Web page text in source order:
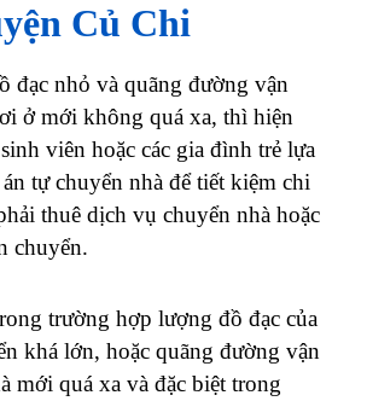
Củ Chi
đạc nhỏ và quãng đường vận
ở mới không quá xa, thì hiện
viên hoặc các gia đình trẻ lựa
tự chuyển nhà để tiết kiệm chi
thuê dịch vụ chuyển nhà hoặc
chuyển.
trường hợp lượng đồ đạc của
khá lớn, hoặc quãng đường vận
mới quá xa và đặc biệt trong